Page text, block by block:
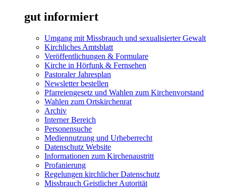
gut informiert
Umgang mit Missbrauch und sexualisierter Gewalt
Kirchliches Amtsblatt
Veröffentlichungen & Formulare
Kirche in Hörfunk & Fernsehen
Pastoraler Jahresplan
Newsletter bestellen
Pfarreiengesetz und Wahlen zum Kirchenvorstand
Wahlen zum Ortskirchenrat
Archiv
Interner Bereich
Personensuche
Mediennutzung und Urheberrecht
Datenschutz Website
Informationen zum Kirchenaustritt
Profanierung
Regelungen kirchlicher Datenschutz
Missbrauch Geistlicher Autorität